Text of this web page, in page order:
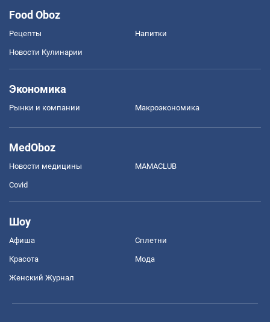
Food Oboz
Рецепты Напитки
Новости Кулинарии
Экономика
Рынки и компании Mакроэкономика
MedOboz
Новости медицины MAMACLUB
Covid
Шоу
Афиша Сплетни
Красота Мода
Женский Журнал